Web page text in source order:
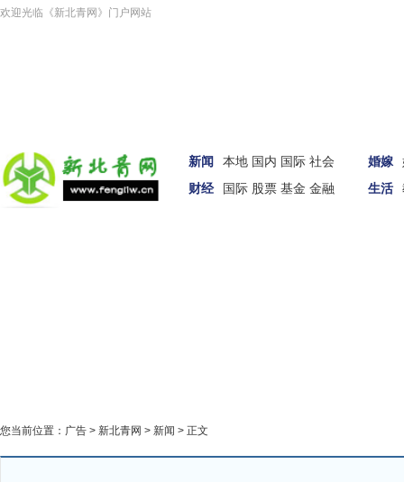
欢迎光临《新北青网》门户网站
新闻 本地 国内 国际 社会
财经
国际 股票 基金 金融
婚嫁
生活
您当前位置： 广告 > 新北青网 > 新闻 > 正文